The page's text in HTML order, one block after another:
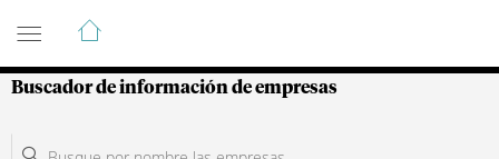
Guía de Empresas Colombianas
Buscador de información de empresas